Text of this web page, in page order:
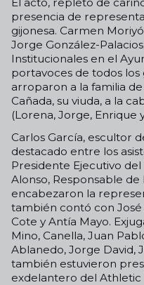
presencia de
gijonesa. Carmen
Jorge González-
Institucionales en el
portavoces de todos
arroparon a la familia
Cañada, su viuda, a la
(Lorena, Jorge, Enrique
Carlos García, escultor
destacado entre los
Presidente Ejecutivo
Alonso, Responsable
encabezaron la
también contó con
Cote y Antía Mayo.
Mino, Canella, Juan
Ablanedo, Jorge David,
también estuvieron
exdelantero del Athletic